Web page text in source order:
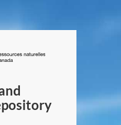
/
Canada